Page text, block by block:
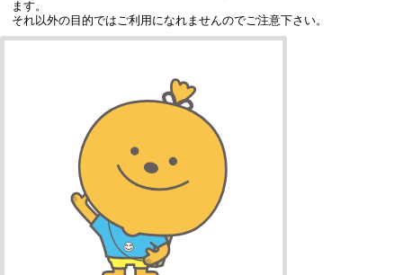
ます。
それ以外の目的ではご利用になれませんのでご注意下さい。